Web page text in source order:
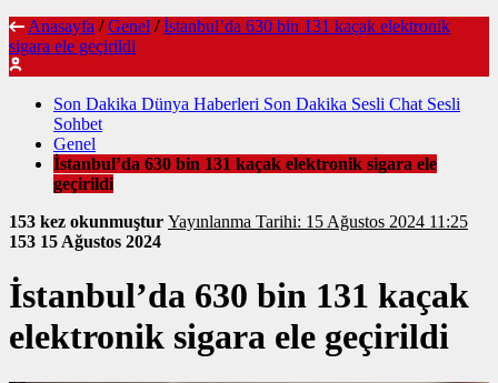
Anasayfa / Genel / İstanbul’da 630 bin 131 kaçak elektronik
sigara ele geçirildi
Son Dakika Dünya Haberleri Son Dakika Sesli Chat Sesli
Sohbet
Genel
İstanbul’da 630 bin 131 kaçak elektronik sigara ele
geçirildi
153 kez okunmuştur Yayınlanma Tarihi: 15 Ağustos 2024 11:25
153 15 Ağustos 2024
İstanbul’da 630 bin 131 kaçak
elektronik sigara ele geçirildi